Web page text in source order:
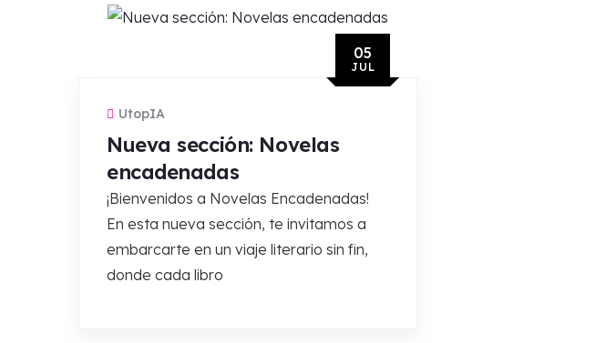
05
JUL
UtopIA
Nueva sección: Novelas
encadenadas
¡Bienvenidos a Novelas Encadenadas!
En esta nueva sección, te invitamos a
embarcarte en un viaje literario sin fin,
donde cada libro